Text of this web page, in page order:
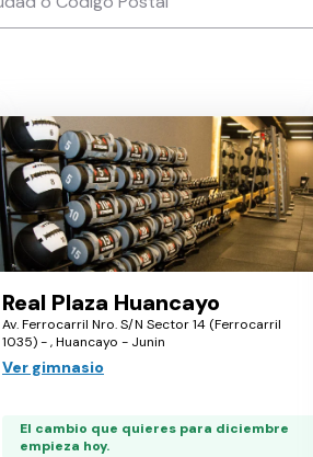
Real Plaza Huancayo
Av. Ferrocarril Nro. S/N Sector 14 (Ferrocarril
1035) - , Huancayo - Junin
Ver gimnasio
El cambio que quieres para diciembre
empieza hoy.